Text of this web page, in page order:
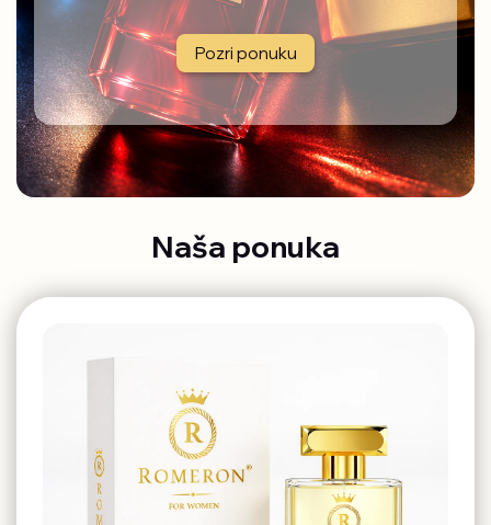
Pozri ponuku
Naša ponuka